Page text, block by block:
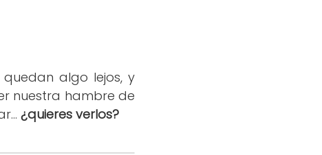
quedan algo lejos, y
nuestra hambre de
¿quieres verlos?